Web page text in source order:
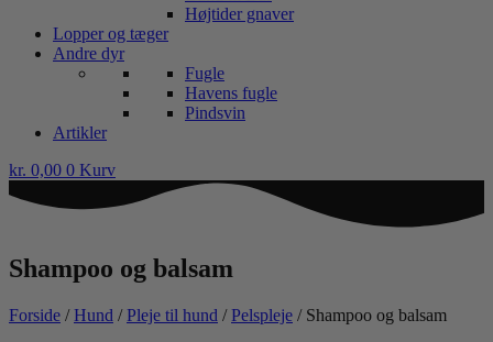
Højtider gnaver
Lopper og tæger
Andre dyr
Fugle
Havens fugle
Pindsvin
Artikler
kr. 0,00 0 Kurv
Shampoo og balsam
Forside /Hund /Pleje til hund /Pelspleje / Shampoo og balsam